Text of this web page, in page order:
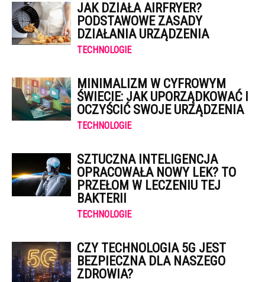
JAK DZIAŁA AIRFRYER?
PODSTAWOWE ZASADY
DZIAŁANIA URZĄDZENIA
TECHNOLOGIE
MINIMALIZM W CYFROWYM
ŚWIECIE: JAK UPORZĄDKOWAĆ I
OCZYŚCIĆ SWOJE URZĄDZENIA
TECHNOLOGIE
SZTUCZNA INTELIGENCJA
OPRACOWAŁA NOWY LEK? TO
PRZEŁOM W LECZENIU TEJ
BAKTERII
TECHNOLOGIE
CZY TECHNOLOGIA 5G JEST
BEZPIECZNA DLA NASZEGO
ZDROWIA?